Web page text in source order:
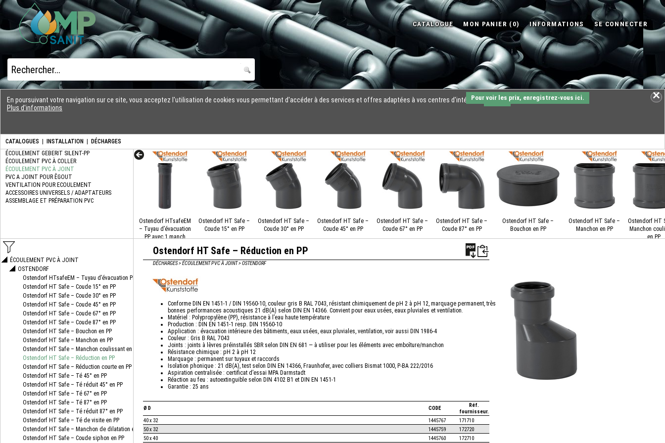
CATALOGUES INSTALLATION DÉCHARGES
En poursuivant votre navigation sur ce site, vous acceptez l'utilisation de cookies vous permettant d'accéder à des services et offres adaptées à vos centres d'intérêts.
Plus d'informations
OK
Ostendorf HTsafeEM
– Tuyau d’évacuation
PP avec 1 manch
Ostendorf HT Safe –
Coude 15° en PP
Ostendorf HT Safe –
Coude 30° en PP
Ostendorf HT Safe –
Coude 45° en PP
Ostendorf HT Safe –
Coude 67° en PP
Ostendorf HT Safe –
Coude 87° en PP
Ostendorf HT Safe –
Bouchon en PP
Ostendorf HT Safe –
Manchon en PP
Ostendorf HT
Manchon
en PP
Pour voir les prix, enregistrez-vous ici.